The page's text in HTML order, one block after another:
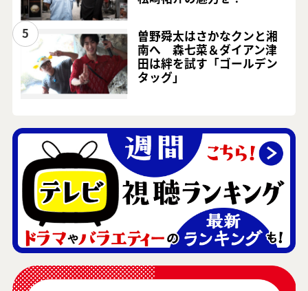
5
曽野舜太はさかなクンと湘
南へ 森七菜＆ダイアン津
田は絆を試す「ゴールデン
タッグ」